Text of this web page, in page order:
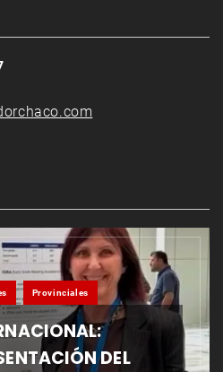
Provinciales
DEL